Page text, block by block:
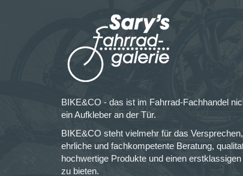
BIKE&CO - das ist im Fahrrad-Fachhandel
ein Aufkleber an der Tür.
BIKE&CO steht vielmehr für das
ehrliche und fachkompetente Beratung,
hochwertige Produkte und einen
zu bieten.